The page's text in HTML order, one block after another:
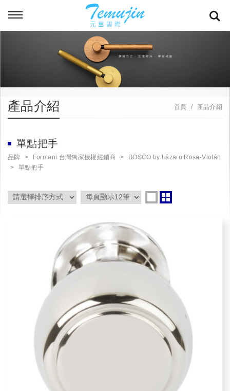
產品介紹 首頁 產品介紹
單點把手
品牌 Formani 台灣獨家授權經銷商
BOSCO by Lázaro Rosa-Violán
單點把手